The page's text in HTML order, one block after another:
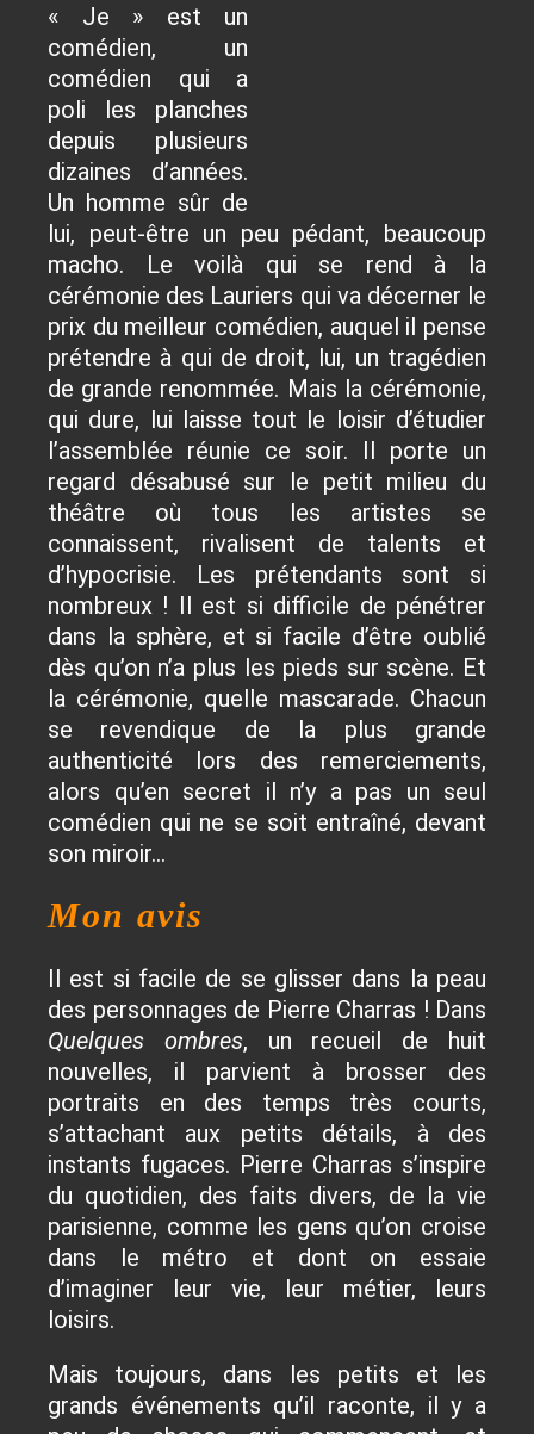
« Je » est un
comédien, un
comédien qui a
poli les planches
depuis plusieurs
dizaines d’années.
Un homme sûr de
lui, peut-être un peu pédant, beaucoup
macho. Le voilà qui se rend à la
cérémonie des Lauriers qui va décerner le
prix du meilleur comédien, auquel il pense
prétendre à qui de droit, lui, un tragédien
de grande renommée. Mais la cérémonie,
qui dure, lui laisse tout le loisir d’étudier
l’assemblée réunie ce soir. Il porte un
regard désabusé sur le petit milieu du
théâtre où tous les artistes se
connaissent, rivalisent de talents et
d’hypocrisie. Les prétendants sont si
nombreux ! Il est si difficile de pénétrer
dans la sphère, et si facile d’être oublié
dès qu’on n’a plus les pieds sur scène. Et
la cérémonie, quelle mascarade. Chacun
se revendique de la plus grande
authenticité lors des remerciements,
alors qu’en secret il n’y a pas un seul
comédien qui ne se soit entraîné, devant
son miroir...
Mon avis
Il est si facile de se glisser dans la peau
des personnages de Pierre Charras ! Dans
Quelques ombres, un recueil de huit
nouvelles, il parvient à brosser des
portraits en des temps très courts,
s’attachant aux petits détails, à des
instants fugaces. Pierre Charras s’inspire
du quotidien, des faits divers, de la vie
parisienne, comme les gens qu’on croise
dans le métro et dont on essaie
d’imaginer leur vie, leur métier, leurs
loisirs.
Mais toujours, dans les petits et les
grands événements qu’il raconte, il y a